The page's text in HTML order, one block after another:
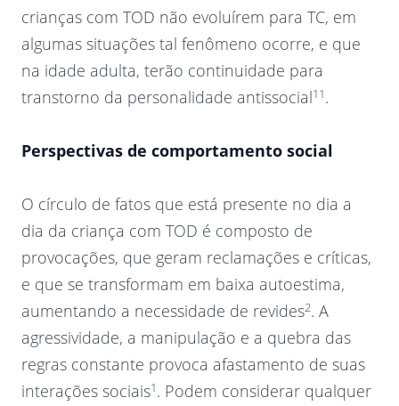
crianças com TOD não evoluírem para TC, em
algumas situações tal fenômeno ocorre, e que
na idade adulta, terão continuidade para
transtorno da personalidade antissocial11.
Perspectivas de comportamento social
O círculo de fatos que está presente no dia a
dia da criança com TOD é composto de
provocações, que geram reclamações e críticas,
e que se transformam em baixa autoestima,
aumentando a necessidade de revides2. A
agressividade, a manipulação e a quebra das
regras constante provoca afastamento de suas
interações sociais1. Podem considerar qualquer